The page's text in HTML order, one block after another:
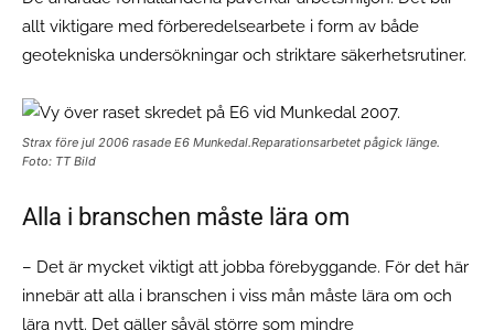
allt viktigare med förberedelsearbete i form av både
geotekniska undersökningar och striktare säkerhetsrutiner.
Strax före jul 2006 rasade E6 Munkedal.Reparationsarbetet pågick länge.
Foto: TT Bild
Alla i branschen måste lära om
– Det är mycket viktigt att jobba förebyggande. För det här
innebär att alla i branschen i viss mån måste lära om och
lära nytt. Det gäller såväl större som mindre